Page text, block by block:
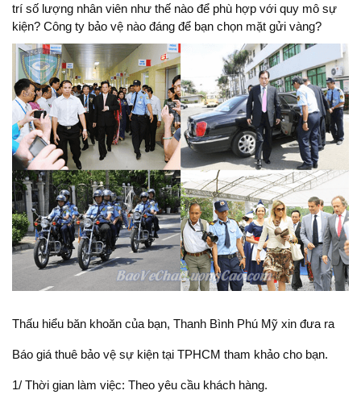
trí số lượng nhân viên như thế nào để phù hợp với quy mô sự
kiện? Công ty bảo vệ nào đáng để bạn chọn mặt gửi vàng?
Thấu hiểu băn khoăn của bạn, Thanh Bình Phú Mỹ xin đưa ra
Báo giá thuê bảo vệ sự kiện tại TPHCM tham khảo cho bạn.
1/ Thời gian làm việc: Theo yêu cầu khách hàng.